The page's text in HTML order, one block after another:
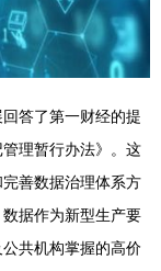
答了第一财经的提
理暂行办法》。这
善数据治理体系方
据作为新型生产要
共机构掌握的高价